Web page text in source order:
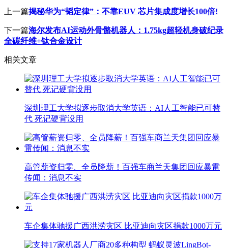
上一篇揭秘华为“韬定律”：不靠EUV 芯片集成度增长100倍!
下一篇海尔发布AI运动外骨骼机器人：1.75kg超轻机身破纪录
全碳纤维+钛合金设计
相关文章
深圳理工大学拟逐步取消大学英语：AI人工智能已可替
代 死记硬背没用
高管薪资归零、全员降薪！百强车商兰天集团回应暴雷
传闻：消息不实
车企集体驰援广西洪涝灾区 比亚迪向灾区捐款1000万元